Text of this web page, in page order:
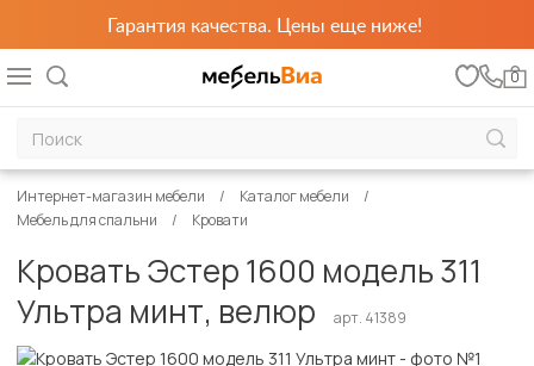
Гарантия качества. Цены еще ниже!
0
Интернет-магазин мебели
Каталог мебели
Мебель для спальни
Кровати
Кровать Эстер 1600 модель 311
Ультра минт, велюр
арт. 41389